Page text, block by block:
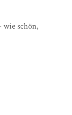
wie schön,